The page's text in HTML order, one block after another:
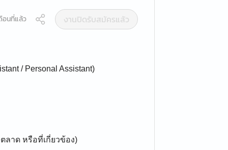
อนที่แล้ว งานปิดรับสมัครแล้ว
/ Personal Assistant)
ลาด หรือที่เกี่ยวข้อง)